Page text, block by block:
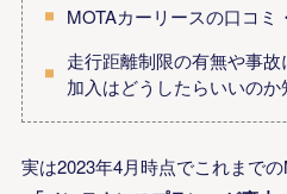
MOTAカーリースの口コミ
走行距離制限の有無や事
加入はどうしたらいいのか
実は2023年4月時点でこれまで